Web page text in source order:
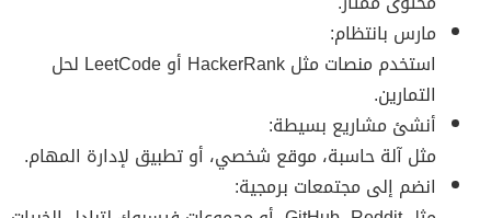
مارس بانتظام:
استخدم منصات مثل HackerRank أو LeetCode لحل
التمارين.
أنشئ مشاريع بسيطة:
مثل آلة حاسبة، موقع شخصي، أو تطبيق لإدارة المهام.
انضم إلى مجتمعات برمجية: